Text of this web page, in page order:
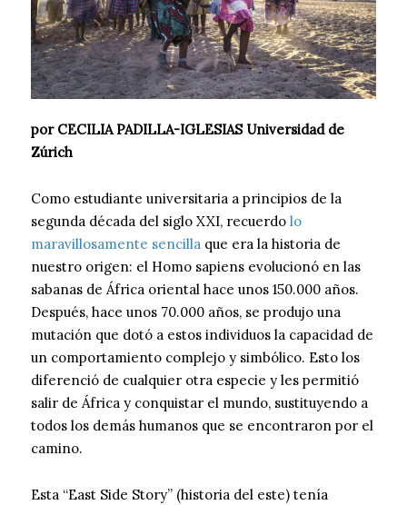
por CECILIA PADILLA-IGLESIAS Universidad de
Zúrich
Como estudiante universitaria a principios de la
segunda década del siglo XXI, recuerdo lo
maravillosamente sencilla que era la historia de
nuestro origen: el Homo sapiens evolucionó en las
sabanas de África oriental hace unos 150.000 años.
Después, hace unos 70.000 años, se produjo una
mutación que dotó a estos individuos la capacidad de
un comportamiento complejo y simbólico. Esto los
diferenció de cualquier otra especie y les permitió
salir de África y conquistar el mundo, sustituyendo a
todos los demás humanos que se encontraron por el
camino.
Esta “East Side Story” (historia del este) tenía